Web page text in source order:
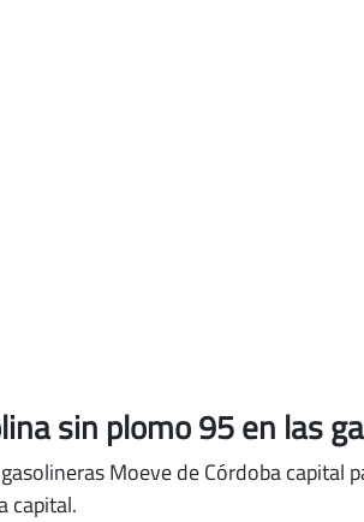
sin plomo 95en las
Moeve de Córdoba capital
capital.